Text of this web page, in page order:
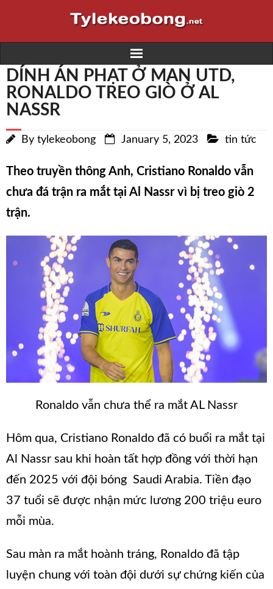
Home
Trực tiếp bóng đá K+
Kết quả bóng đá
Lịch thi đấu
DÍNH ÁN PHẠT Ở MAN UTD,
RONALDO TREO GIÒ Ở AL
NASSR
By tylekeobong January 5, 2023 tin tức
Theo truyền thông Anh, Cristiano Ronaldo vẫn
chưa đá trận ra mắt tại Al Nassr vì bị treo giò 2
trận.
Ronaldo vẫn chưa thể ra mắt AL Nassr
Hôm qua, Cristiano Ronaldo đã có buổi ra mắt tại
Al Nassr sau khi hoàn tất hợp đồng với thời hạn
đến 2025 với đội bóng Saudi Arabia. Tiền đạo
37 tuổi sẽ được nhận mức lương 200 triệu euro
mỗi mùa.
Sau màn ra mắt hoành tráng, Ronaldo đã tập
luyện chung với toàn đội dưới sự chứng kiến của